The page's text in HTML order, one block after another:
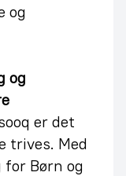
og
og
er det
trives. Med
Børn og